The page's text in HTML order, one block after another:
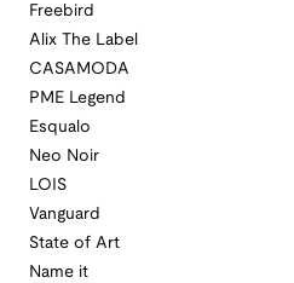
Freebird
Alix The Label
CASAMODA
PME Legend
Esqualo
Neo Noir
LOIS
Vanguard
State of Art
Name it